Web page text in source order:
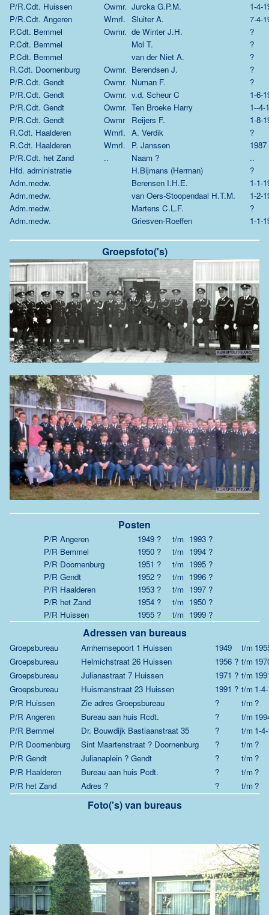
P/R.Cdt. Huissen
Owmr. Jurcka G.P.M.
1-4-
P/R.Cdt. Angeren
WmrI. Sluiter A.
7-4-
P.Cdt. Bemmel
Owmr. de Winter J.H.
?
P.Cdt. Bemmel
Mol T.
?
P.Cdt. Bemmel
van der Niet A.
?
R.Cdt. Doornenburg
Owmr. Berendsen J.
?
P/R.Cdt. Gendt
Owmr. Numan F.
?
P/R.Cdt. Gendt
Owmr. v.d. Scheur C
1-6-
P/R.Cdt. Gendt
Owmr. Ten Broeke Harry
1--4-
P/R.Cdt. Gendt
Owmr Reijers F.
1-8-
R.Cdt. Haalderen
WmrI. A. Verdik
?
R.Cdt. Haalderen
WmrI. P. Janssen
1987
P/R.Cdt. het Zand
.. Naam ?
..
Hfd. administratie
H.Bijmans (Herman)
?
Adm.medw.
Berensen I.H.E.
1-1-
Adm.medw.
van Oers-Stoopendaal H.T.M.
1-2-
Adm.medw.
Martens C.L.F.
?
Adm.medw.
Griesven-Roeffen 1-1-
Groepsfoto('s)
Posten
P/R Angeren 1949 ? t/m 1993 ?
P/R Bemmel
1950 ? t/m 1994 ?
P/R Doornenburg
1951 ? t/m 1995 ?
P/R Gendt
1952 ? t/m 1996 ?
P/R Haalderen
1953 ? t/m 1997 ?
P/R het Zand
1954 ? t/m 1950 ?
P/R Huissen
1955 ? t/m 1999 ?
Adressen van bureaus
Groepsbureau Arnhemsepoort 1 Huissen 1949 t/m
Groepsbureau
Helmichstraat 26 Huissen 1956 ? t/m
Groepsbureau
Julianastraat 7 Huissen 1971 ? t/m
Groepsbureau
Huismanstraat 23 Huissen 1991 ? t/m 1-
P/R Huissen
Zie adres Groepsbureau ? t/m ?
P/R Angeren
Bureau aan huis Rcdt. ? t/m
P/R Bemmel
Dr. Bouwdijk Bastiaanstraat 35 ? t/m 1-
P/R Doornenburg
Sint Maartenstraat ? Doornenburg ? t/m ?
P/R Gendt
Julianaplein ? Gendt ? t/m ?
P/R Haalderen
Bureau aan huis Pcdt. ? t/m ?
P/R het Zand
Adres ? ? t/m ?
Foto('s) van bureaus